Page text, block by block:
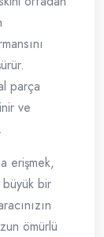
parça
ve
erişmek,
büyük bir
ömürlü